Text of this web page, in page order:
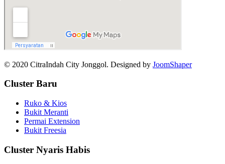
© 2020 CitraIndah City Jonggol. Designed by JoomShaper
Cluster Baru
Ruko & Kios
Bukit Meranti
Permai Extension
Bukit Freesia
Cluster Nyaris Habis